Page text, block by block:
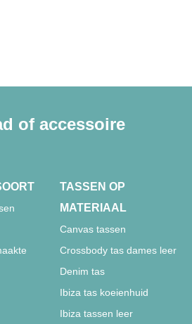
of accessoire
TASSEN OP
MATERIAAL
Canvas tassen
Crossbody tas dames leer
Denim tas
Ibiza tas koeienhuid
Ibiza tassen leer